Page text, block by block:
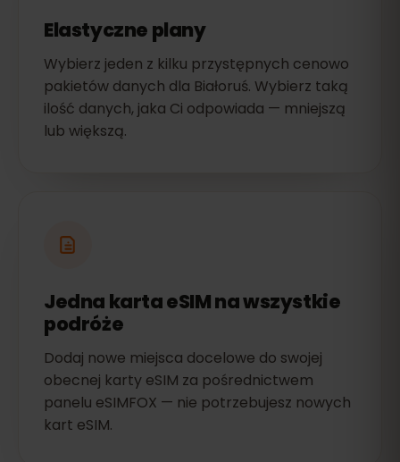
Elastyczne plany
Wybierz jeden z kilku przystępnych cenowo
pakietów danych dla Białoruś. Wybierz taką
ilość danych, jaka Ci odpowiada — mniejszą
lub większą.
Jedna karta eSIM na wszystkie
podróże
Dodaj nowe miejsca docelowe do swojej
obecnej karty eSIM za pośrednictwem
panelu eSIMFOX — nie potrzebujesz nowych
kart eSIM.